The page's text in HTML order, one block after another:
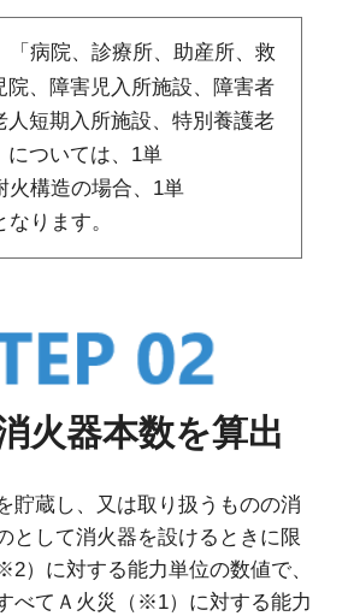
「病院、診療所、助産所、救
院、障害児入所施設、障害者
人短期入所施設、特別養護老
については、1単
火構造の場合、1単
なります。
火器本数を算出
貯蔵し、又は取り扱うものの消
として消火器を設けるときに限
）に対する能力単位の数値で、
べてＡ火災（※1）に対する能力